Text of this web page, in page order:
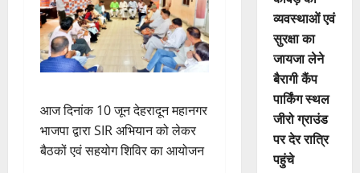
आज दिनांक 10 जून देहरादून महानगर
भाजपा द्वारा SIR अभियान को लेकर
बैठकों एवं सहयोग शिविर का आयोजन
व्यवस्थाओं एवं
सुरक्षा का
जायजा लेने
बैरागी कैंप
पार्किंग स्थल
जीरो ग्राउंड
पर देर रात्रि
पहुंचे